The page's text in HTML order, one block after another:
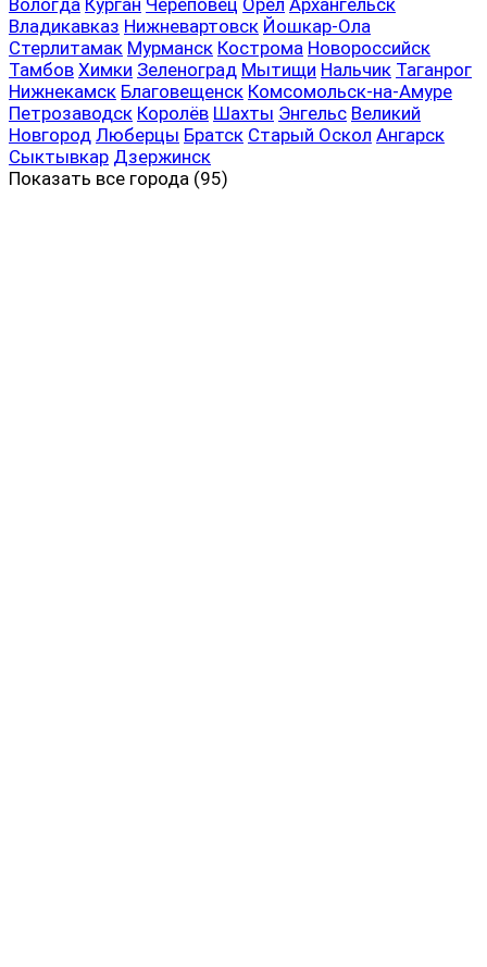
Вологда Курган Череповец Орёл Архангельск
Владикавказ Нижневартовск Йошкар-Ола
Стерлитамак Мурманск Кострома Новороссийск
Тамбов Химки Зеленоград Мытищи Нальчик Таганрог
Нижнекамск Благовещенск Комсомольск-на-Амуре
Петрозаводск Королёв Шахты Энгельс Великий
Новгород Люберцы Братск Старый Оскол Ангарск
Сыктывкар Дзержинск
Показать все города (95)